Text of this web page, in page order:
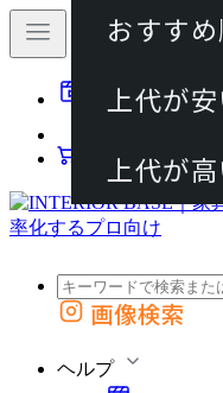
動画マニュアル
カート
外部サイトの商品をカー
画像検索
ヘルプ
おすす
上代が
上代が